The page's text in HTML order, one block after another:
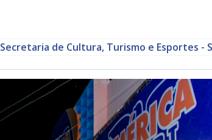
Secretaria de Cultura, Turismo e Esportes -